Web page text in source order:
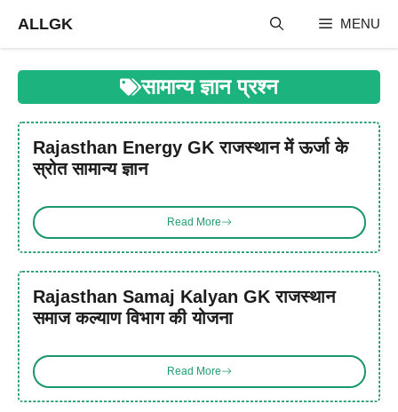
content
ALLGK MENU
सामान्य ज्ञान प्रश्न
Rajasthan Energy GK राजस्थान में ऊर्जा के
स्रोत सामान्य ज्ञान
Read More
Rajasthan Samaj Kalyan GK राजस्थान
समाज कल्याण विभाग की योजना
Read More